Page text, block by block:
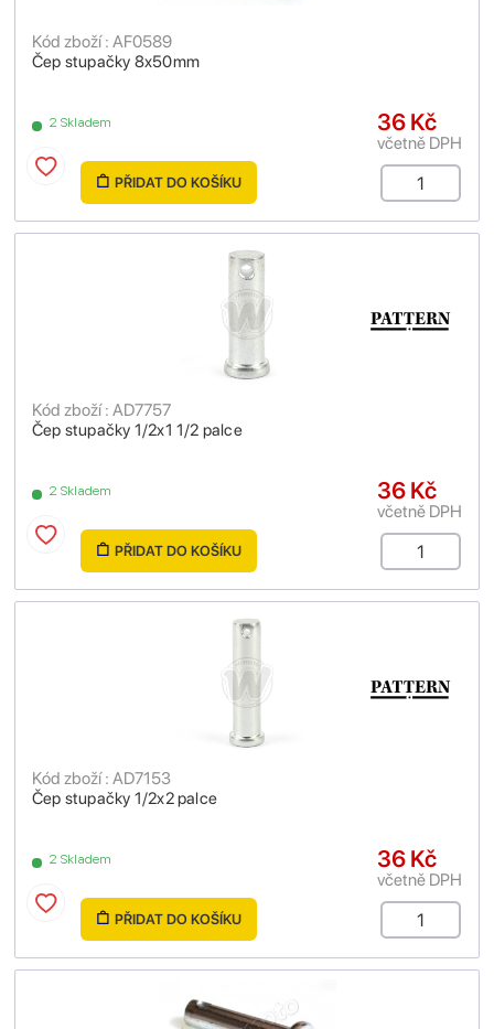
Čep stupačky 8x50mm
Kód zboží : AF0589
2 Skladem 36 Kč
včetně DPH
PŘIDAT DO KOŠÍKU
Čep stupačky 1/2x1 1/2 palce
Kód zboží : AD7757
2 Skladem 36 Kč
včetně DPH
PŘIDAT DO KOŠÍKU
Čep stupačky 1/2x2 palce
Kód zboží : AD7153
2 Skladem 36 Kč
včetně DPH
PŘIDAT DO KOŠÍKU